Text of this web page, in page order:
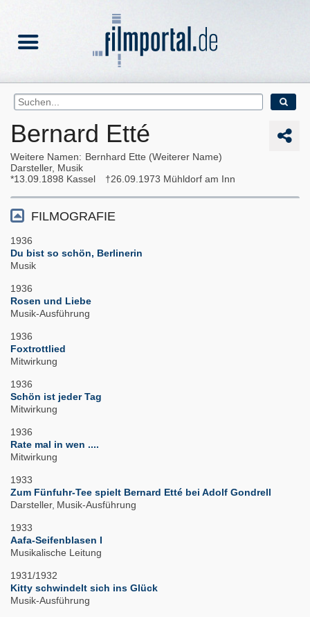
Bernard Etté
Weitere Namen
Bernhard Ette (Weiterer Name)
Darsteller, Musik
13.09.1898 Kassel 26.09.1973 Mühldorf am Inn
FILMOGRAFIE
1936
Du bist so schön, Berlinerin
Musik
1936
Rosen und Liebe
Musik-Ausführung
1936
Foxtrottlied
Mitwirkung
1936
Schön ist jeder Tag
Mitwirkung
1936
Rate mal in wen ....
Mitwirkung
1933
Zum Fünfuhr-Tee spielt Bernard Etté bei Adolf Gondrell
Darsteller Musik-Ausführung
1933
Aafa-Seifenblasen I
Musikalische Leitung
1931/1932
Kitty schwindelt sich ins Glück
Musik-Ausführung